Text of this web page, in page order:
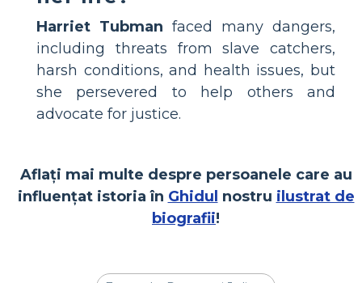
Harriet Tubman faced many dangers,
including threats from slave catchers,
harsh conditions, and health issues, but
she persevered to help others and
advocate for justice.
Aflați mai multe despre persoanele care au
influențat istoria în Ghidul nostru ilustrat de
biografii!